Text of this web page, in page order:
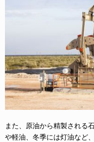
また、原油から精製される
や軽油、冬季には灯油など